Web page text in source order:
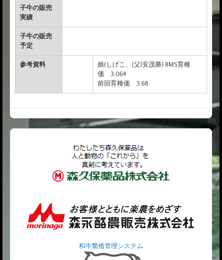
子牛の販売
実績
子牛の販売
予定
参考資料
娘(しげこ、[父]安茂勝) BMS育種
価 3.064
前回育種価 3.68
和牛繁殖管理システム